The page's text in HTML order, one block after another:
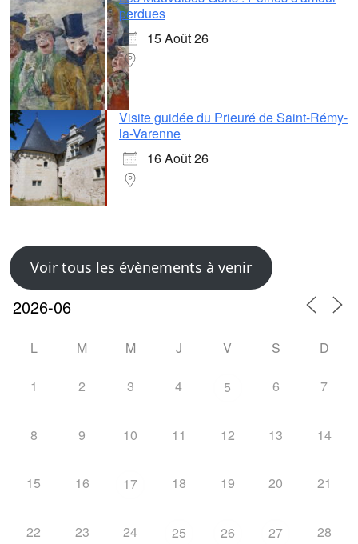
perdues
15 Août 26
Visite guidée du Prieuré de Saint-Rémy-
la-Varenne
16 Août 26
Voir tous les évènements à venir
L M M J V S D
1 2 3 4 5 6 7
8 9 10 11 12 13 14
15 16 17 18 19 20 21
22 23 24 25 26 27 28